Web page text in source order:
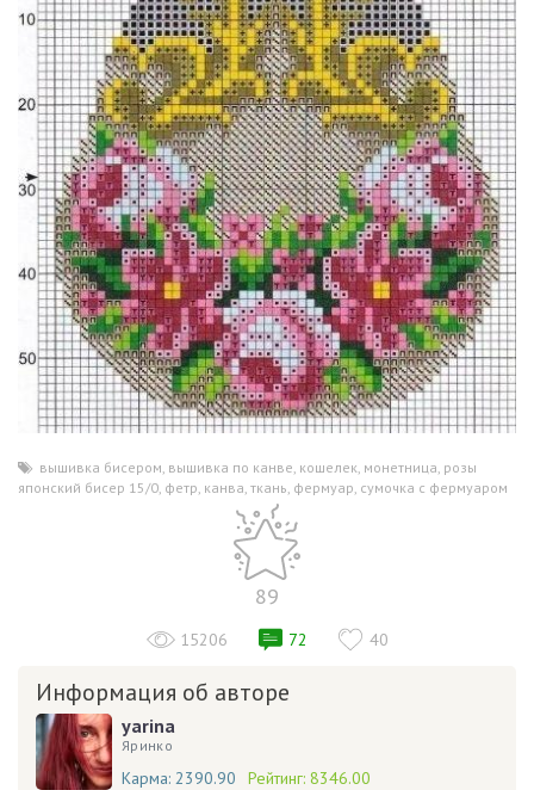
вышивка бисером вышивка по канве кошелек монетница розы
японский бисер 15/0 фетр канва ткань фермуар сумочка с фермуаром
89
15206 72 40
Информация об авторе
yarina
Яринко
Карма: 2390.90 Рейтинг: 8346.00